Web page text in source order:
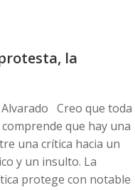
la
Creo que toda
que hay una
una crítica hacia un
y un insulto. La
protege con notable